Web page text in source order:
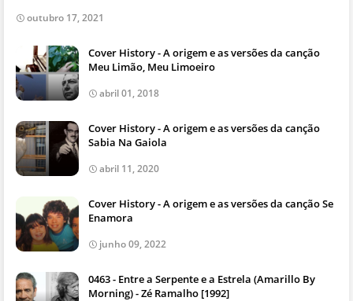
outubro 17, 2021
Cover History - A origem e as versões da canção
Meu Limão, Meu Limoeiro
abril 01, 2018
Cover History - A origem e as versões da canção
Sabia Na Gaiola
abril 11, 2020
Cover History - A origem e as versões da canção Se
Enamora
junho 09, 2022
0463 - Entre a Serpente e a Estrela (Amarillo By
Morning) - Zé Ramalho [1992]